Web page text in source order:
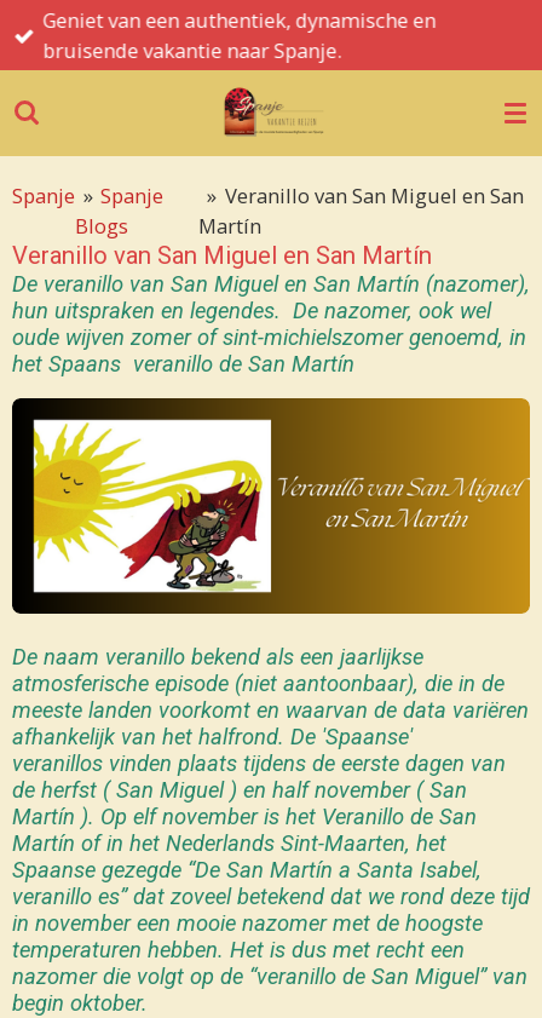
Ga
direct
de
Geniet van een authentiek, dynamische en
bruisende vakantie naar Spanje.
Spanje » Spanje
Blogs
» Veranillo van San Miguel en San
Martín
Veranillo van San Miguel en San Martín
De veranillo van San Miguel en San Martín (nazomer),
hun uitspraken en legendes. De nazomer, ook wel
oude wijven zomer of sint-michielszomer genoemd, in
het Spaans veranillo de San Martín
De naam veranillo bekend als een jaarlijkse
atmosferische episode (niet aantoonbaar), die in de
meeste landen voorkomt en waarvan de data variëren
afhankelijk van het halfrond. De 'Spaanse'
veranillos vinden plaats tijdens de eerste dagen van
de herfst ( San Miguel ) en half november ( San
Martín ). Op elf november is het Veranillo de San
Martín of in het Nederlands Sint-Maarten, het
Spaanse gezegde “De San Martín a Santa Isabel,
veranillo es” dat zoveel betekend dat we rond deze tijd
in november een mooie nazomer met de hoogste
temperaturen hebben. Het is dus met recht een
nazomer die volgt op de “veranillo de San Miguel” van
begin oktober.